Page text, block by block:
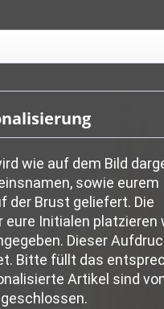
wie auf dem Bild
sowie eurem
der Brust geliefert. Die
eure Initialen platzieren
Dieser
Bitte füllt das
Artikel sind